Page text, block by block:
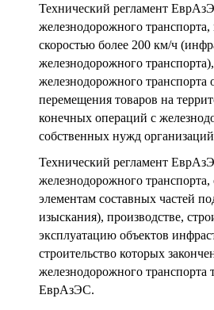
Технический регламент
железнодорожного
скоростью более 200 км/ч
железнодорожного
железнодорожного транспорта
перемещения товаров на
конечных операций с
собственных нужд
Технический регламент
железнодорожного
элементам составных частей
изыскания), производстве,
эксплуатацию объектов
строительство которых
железнодорожного транспорта
ЕврАзЭС.